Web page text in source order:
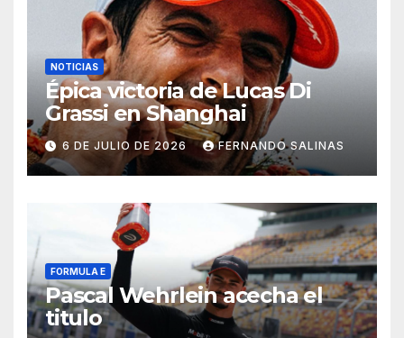
NOTICIAS
Épica victoria de Lucas Di
Grassi en Shanghai
6 DE JULIO DE 2026 FERNANDO SALINAS
FORMULA E
Pascal Wehrlein acecha el
titulo